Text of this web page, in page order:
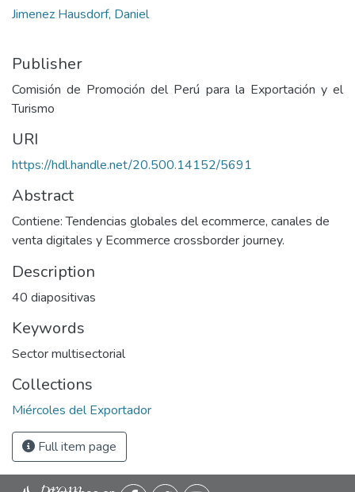
Jimenez Hausdorf, Daniel
Publisher
Comisión de Promoción del Perú para la Exportación y el
Turismo
URI
https://hdl.handle.net/20.500.14152/5691
Abstract
Contiene: Tendencias globales del ecommerce, canales de
venta digitales y Ecommerce crossborder journey.
Description
40 diapositivas
Keywords
Sector multisectorial
Collections
Miércoles del Exportador
Full item page